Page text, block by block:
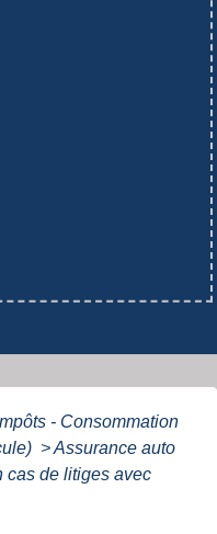
- Consommation
>Assurance auto
cas de litiges avec